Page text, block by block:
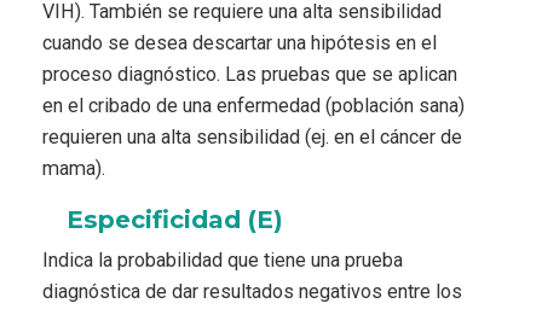
VIH). También se requiere una alta sensibilidad
cuando se desea descartar una hipótesis en el
proceso diagnóstico. Las pruebas que se aplican
en el cribado de una enfermedad (población sana)
requieren una alta sensibilidad (ej. en el cáncer de
mama).
Especificidad (E)
Indica la probabilidad que tiene una prueba
diagnóstica de dar resultados negativos entre los